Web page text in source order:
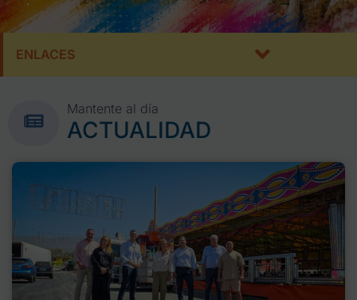
ENLACES
Mantente al día
ACTUALIDAD